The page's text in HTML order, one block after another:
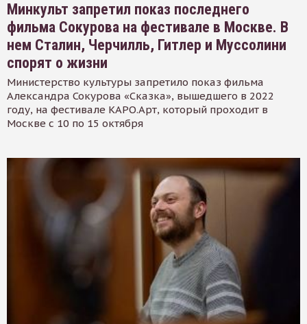
Минкульт запретил показ последнего
фильма Сокурова на фестивале в Москве. В
нем Сталин, Черчилль, Гитлер и Муссолини
спорят о жизни
Министерство культуры запретило показ фильма
Александра Сокурова «Сказка», вышедшего в 2022
году, на фестивале КАРО.Арт, который проходит в
Москве с 10 по 15 октября